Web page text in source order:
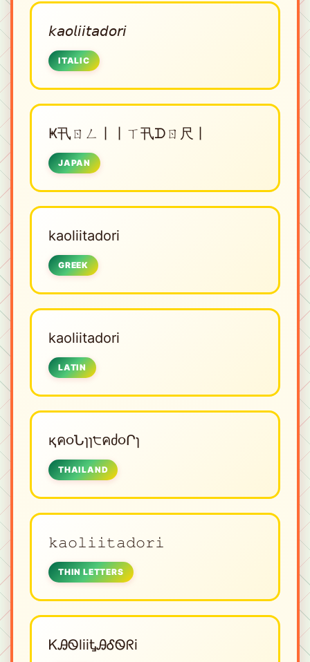
𝘬𝘢𝘰𝘭𝘪𝘪𝘵𝘢𝘥𝘰𝘳𝘪
ITALIC
Ҝ卂ㄖㄥ丨丨ㄒ卂ᗪㄖ尺丨
JAPAN
kaoliitadori
GREEK
kaoliitadori
LATIN
қค૦Նɿɿ੮คძ૦Րɿ
THAILAND
𝚔𝚊𝚘𝚕𝚒𝚒𝚝𝚊𝚍𝚘𝚛𝚒
THIN LETTERS
ᏦᎯᏫliiᎿᎯᎴᏫᖇi